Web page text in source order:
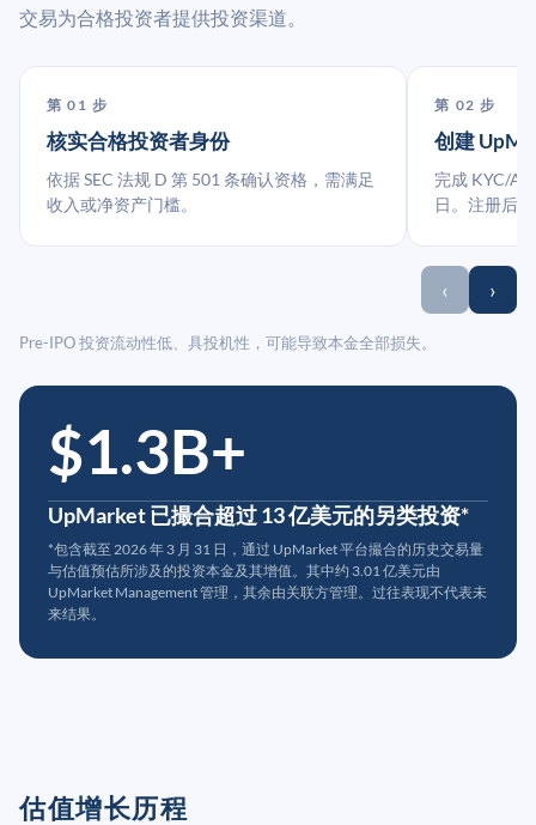
交易为合格投资者提供投资渠道。
第 01 步
核实合格投资者身份
依据 SEC 法规 D 第 501 条确认资格，需满足
收入或净资产门槛。
第 02 步
创建
完成 KYC/
日。注册后
‹ ›
Pre-IPO 投资流动性低、具投机性，可能导致本金全部损失。
$1.3B+
UpMarket 已撮合超过 13 亿美元的另类投资*
*包含截至 2026 年 3 月 31 日，通过 UpMarket 平台撮合的历史交易量
与估值预估所涉及的投资本金及其增值。其中约 3.01 亿美元由
UpMarket Management 管理，其余由关联方管理。过往表现不代表未
来结果。
估值增长历程